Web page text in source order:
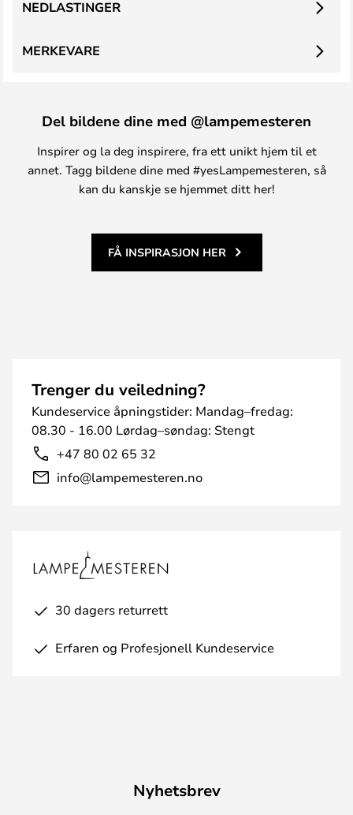
NEDLASTINGER
MERKEVARE
Del bildene dine med @lampemesteren
Inspirer og la deg inspirere, fra ett unikt hjem til et
annet. Tagg bildene dine med #yesLampemesteren, så
kan du kanskje se hjemmet ditt her!
FÅ INSPIRASJON HER
Trenger du veiledning?
Kundeservice åpningstider: Mandag–fredag:
08.30 - 16.00 Lørdag–søndag: Stengt
+47 80 02 65 32
info@lampemesteren.no
30 dagers returrett
Erfaren og Profesjonell Kundeservice
Nyhetsbrev